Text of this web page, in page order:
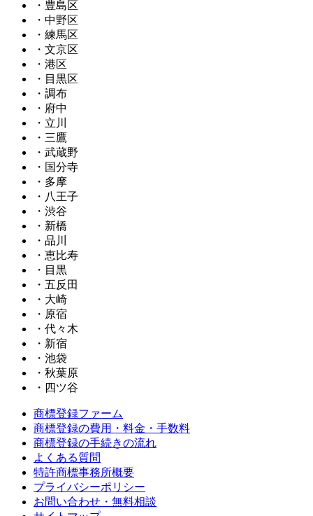
・豊島区
・中野区
・練馬区
・文京区
・港区
・目黒区
・調布
・府中
・立川
・三鷹
・武蔵野
・国分寺
・多摩
・八王子
・渋谷
・新橋
・品川
・恵比寿
・目黒
・五反田
・大崎
・原宿
・代々木
・新宿
・池袋
・秋葉原
・四ツ谷
商標登録ファーム
商標登録の費用・料金・手数料
商標登録の手続きの流れ
よくある質問
特許商標事務所概要
プライバシーポリシー
お問い合わせ・無料相談